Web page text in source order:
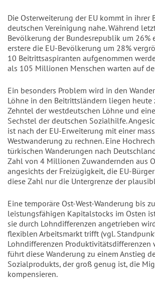
Die Osterweiterung der EU kommt in ihrer
deutschen Vereinigung nahe. Während
Bevölkerung der Bundesrepublik um 26%
erstere die EU-Bevölkerung um 28%
10 Beitrittsaspiranten aufgenommen
als 105 Millionen Menschen warten auf
Ein besonders Problem wird in den
Löhne in den Beitrittsländern liegen heute
Zehntel der westdeutschen Löhne und
Sechstel der deutschen Sozialhilfe.
ist nach der EU-Erweiterung mit einer
Westwanderung zu rechnen. Eine
türkischen Wanderungen nach
Zahl von 4 Millionen Zuwandernden aus
angesichts der Freizügigkeit, die EU-
diese Zahl nur die Untergrenze der
Eine temporäre Ost-West-Wanderung bis
leistungsfähigen Kapitalstocks im Osten
sie durch Lohndifferenzen angetrieben
flexiblen Arbeitsmarkt trifft (vgl.
Lohndifferenzen Produktivitätsdifferenzen
führt diese Wanderung zu einem Anstieg
Sozialprodukts, der groß genug ist, die
kompensieren.